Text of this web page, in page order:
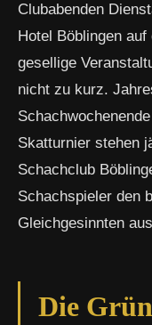
Clubabenden
Hotel Böblingen
gesellige
nicht zu kurz.
Skatturnier stehen
Schachclub
Schachspieler den
Gleichgesinnten
Die